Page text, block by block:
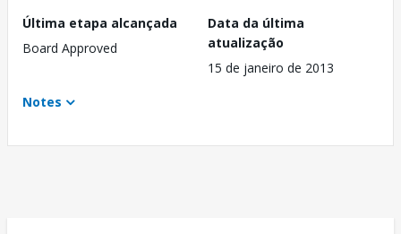
Última etapa alcançada
Board Approved
Data da última
atualização
15 de janeiro de 2013
Notes